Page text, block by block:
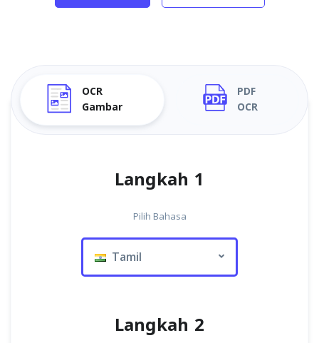
OCR
Gambar
PDF
OCR
Langkah 1
Pilih Bahasa
Tamil
Langkah 2